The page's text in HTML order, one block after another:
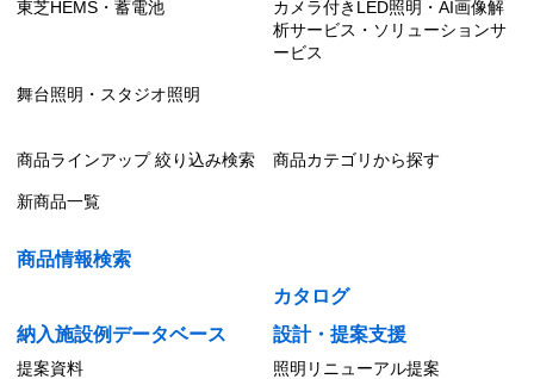
東芝HEMS・蓄電池
カメラ付きLED照明・AI画像解
析サービス・ソリューションサ
ービス
舞台照明・スタジオ照明
商品ラインアップ 絞り込み検索 商品カテゴリから探す
新商品一覧
商品情報検索
カタログ
納入施設例データベース
設計・提案支援
提案資料 照明リニューアル提案